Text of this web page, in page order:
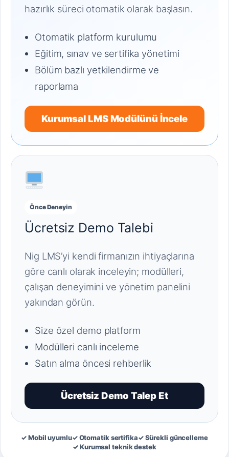
hazırlık süreci otomatik olarak başlasın.
Otomatik platform kurulumu
Eğitim, sınav ve sertifika yönetimi
Bölüm bazlı yetkilendirme ve
raporlama
Kurumsal LMS Modülünü İncele
Önce Deneyin
Ücretsiz Demo Talebi
Nig LMS’yi kendi firmanızın ihtiyaçlarına
göre canlı olarak inceleyin; modülleri,
çalışan deneyimini ve yönetim panelini
yakından görün.
Size özel demo platform
Modülleri canlı inceleme
Satın alma öncesi rehberlik
Ücretsiz Demo Talep Et
✓ Mobil uyumlu✓ Otomatik sertifika✓ Sürekli güncelleme
✓ Kurumsal teknik destek